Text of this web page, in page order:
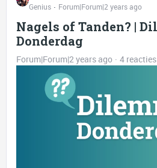
Genius
Forum|Forum|2 years ago
Nagels of Tanden? |
Donderdag
Forum|Forum|2 years ago 4 reacties